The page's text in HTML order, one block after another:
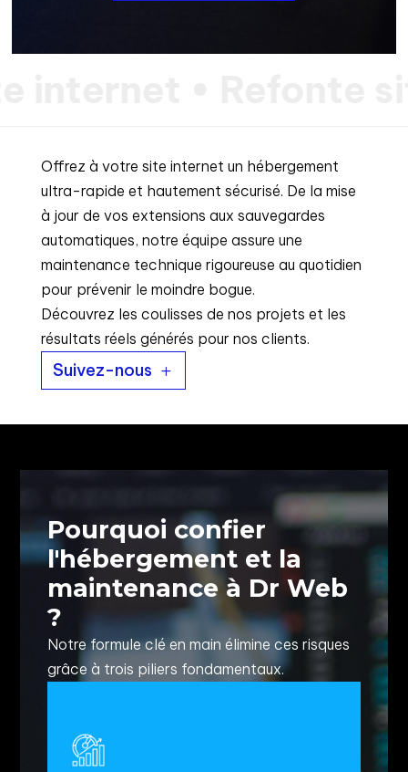
Offrez à votre site internet un hébergement
ultra-rapide et hautement sécurisé. De la mise
à jour de vos extensions aux sauvegardes
automatiques, notre équipe assure une
maintenance technique rigoureuse au quotidien
pour prévenir le moindre bogue.
Découvrez les coulisses de nos projets et les
résultats réels générés pour nos clients.
Suivez-nous
Pourquoi confier
l'hébergement et la
maintenance à Dr Web
?
Notre formule clé en main élimine ces risques
grâce à trois piliers fondamentaux.